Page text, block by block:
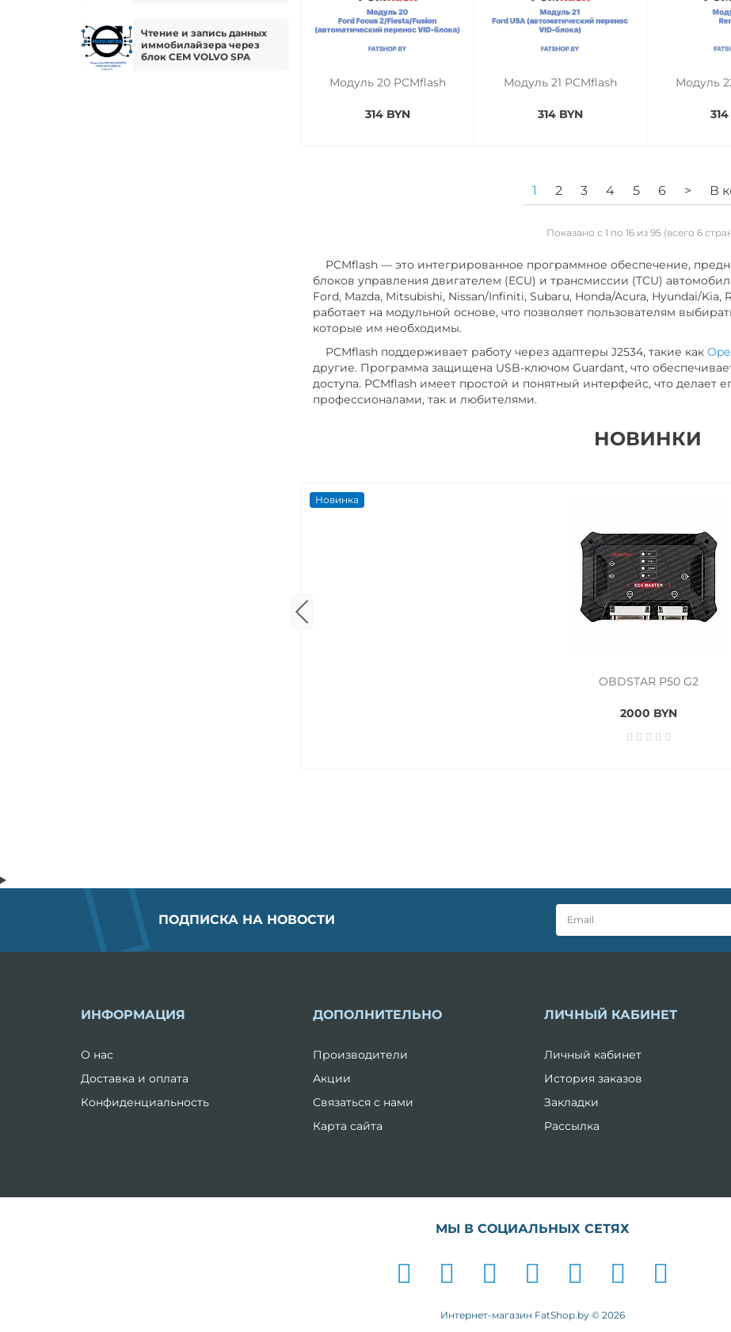
Чтение и запись данных
иммобилайзера через
блок CEM VOLVO SPA
Модуль 20 PCMflash
314 BYN
Модуль 21 PCMflash
314 BYN
Модуль
1 2 3 4 5 6 > В
Показано с 1 по 16 из 95 (всего 6
PCMflash — это интегрированное программное обеспечение,
блоков управления двигателем (ECU) и трансмиссии (TCU)
Ford, Mazda, Mitsubishi, Nissan/Infiniti, Subaru, Honda/Acura, Hyundai/
работает на модульной основе, что позволяет пользователям
которые им необходимы.
PCMflash поддерживает работу через адаптеры J2534, такие как
другие. Программа защищена USB-ключом Guardant, что
доступа. PCMflash имеет простой и понятный интерфейс, что делает
профессионалами, так и любителями.
НОВИНКИ
Новинка
OBDSTAR P50 G2
2000 BYN
ПОДПИСКА НА НОВОСТИ
ИНФОРМАЦИЯ
О нас
Доставка и оплата
Конфиденциальность
ДОПОЛНИТЕЛЬНО
Производители
Акции
Связаться с нами
Карта сайта
ЛИЧНЫЙ КАБИНЕТ
Личный кабинет
История заказов
Закладки
Рассылка
МЫ В СОЦИАЛЬНЫХ СЕТЯХ
Интернет-магазин FatShop.by © 2026